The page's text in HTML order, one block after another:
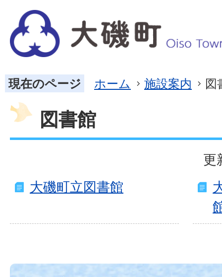
現在のページ ホーム 施設案内 図
図書館
更
大磯町立図書館